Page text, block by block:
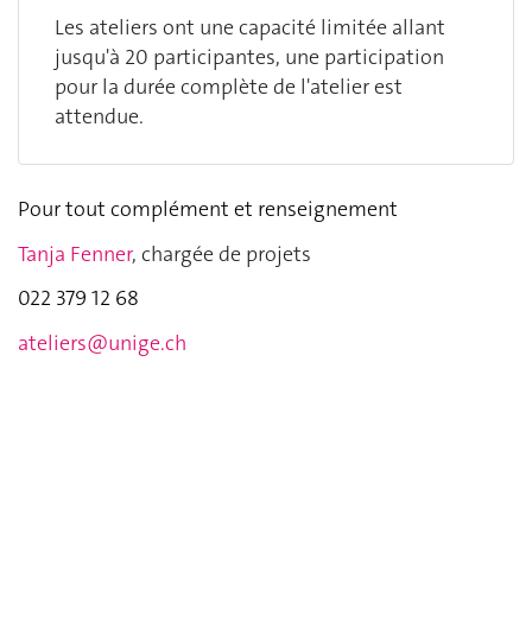
Les ateliers ont une capacité limitée allant
jusqu'à 20 participantes, une participation
pour la durée complète de l'atelier est
attendue.
Pour tout complément et renseignement
Tanja Fenner, chargée de projets
022 379 12 68
ateliers@unige.ch